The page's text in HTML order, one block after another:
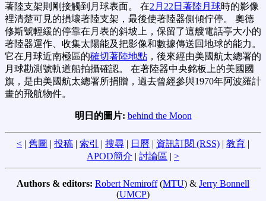
著陸支架則剛接觸到月球表面。 在2月22日著陸月球時的影像
裡清楚可見的損壞著陸支架，最後使著陸器側傾佇停。 奧德
修斯號輕緩的停靠在月表的斜坡上，保留了這艘電話亭大小的
著陸器運作、收集太陽能及把影像和數據傳送回地球的能力。
它在月球近南極區的確切著陸地點 ，後來經由美國航太總署的
月球勘測號軌道船拍攝確認。 在著陸器中央銘板上的美國國
旗，是由美國航太總署所捐贈，過去曾經參與1970年阿波羅計
畫的飛航物件。
明日的圖片: behind the Moon
< | 舊圖 | 投稿 | 索引 | 搜尋 | 日曆 | 資訊訂閱 (RSS) | 教育 |
APOD簡介 | 討論區 | >
Authors & editors: Robert Nemiroff(MTU) & Jerry Bonnell
(UMCP)